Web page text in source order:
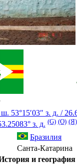
ш. 53°15′03″ з. д. /
з. д. (G) (O) (Я)
Бразилия
Санта-Катарина
и география